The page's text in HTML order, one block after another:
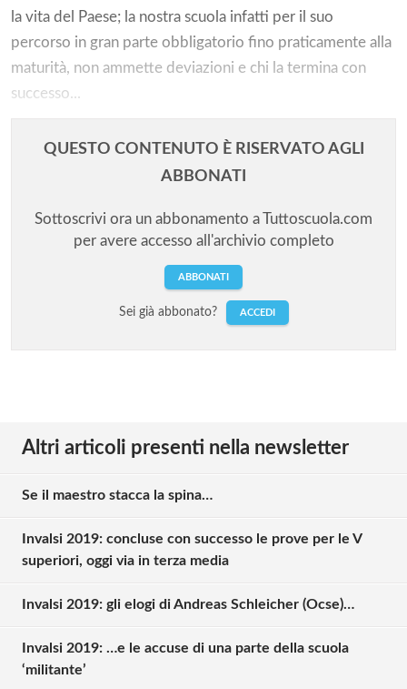
la vita del Paese; la nostra scuola infatti per il suo
percorso in gran parte obbligatorio fino praticamente alla
maturità, non ammette deviazioni e chi la termina con
successo...
QUESTO CONTENUTO È RISERVATO AGLI
ABBONATI
Sottoscrivi ora un abbonamento a Tuttoscuola.com
per avere accesso all'archivio completo
ABBONATI
Sei già abbonato? ACCEDI
Altri articoli presenti nella newsletter
Se il maestro stacca la spina…
Invalsi 2019: concluse con successo le prove per le V
superiori, oggi via in terza media
Invalsi 2019: gli elogi di Andreas Schleicher (Ocse)…
Invalsi 2019: …e le accuse di una parte della scuola
‘militante’